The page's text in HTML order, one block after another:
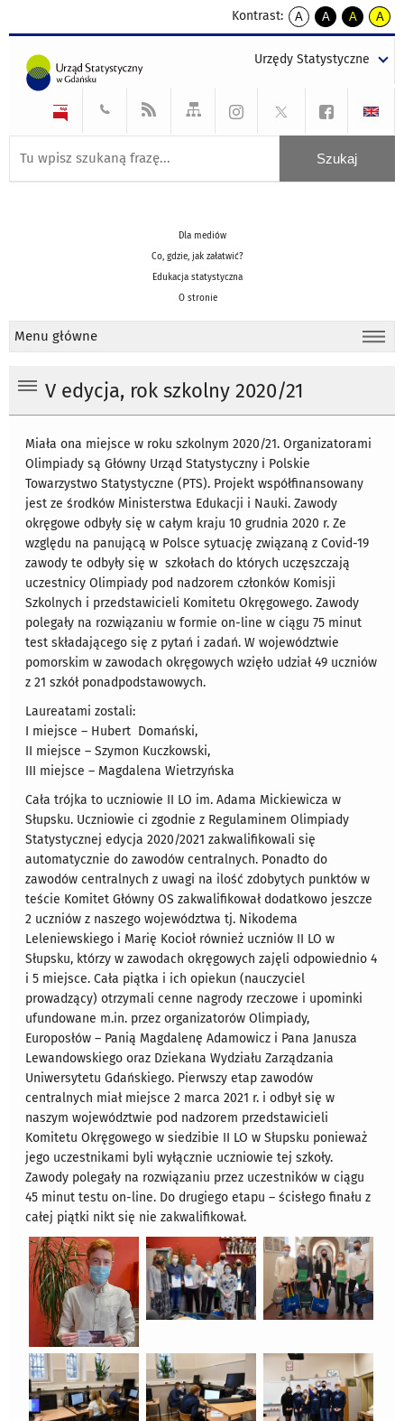
Kontrast:
A
kontrast
A
kontrast
tekst
czarnym
A
kontrast
tekst
czarnym
A
tekst
żółtym
Urzędy Statystyczne
Dla mediów
Co, gdzie, jak załatwić?
Edukacja statystyczna
O stronie
Menu główne
V edycja, rok szkolny 2020/21
Miała ona miejsce w roku szkolnym 2020/21. Organizatorami
Olimpiady są Główny Urząd Statystyczny i Polskie
Towarzystwo Statystyczne (PTS). Projekt współfinansowany
jest ze środków Ministerstwa Edukacji i Nauki. Zawody
okręgowe odbyły się w całym kraju 10 grudnia 2020 r. Ze
względu na panującą w Polsce sytuację związaną z Covid-19
zawody te odbyły się w szkołach do których uczęszczają
uczestnicy Olimpiady pod nadzorem członków Komisji
Szkolnych i przedstawicieli Komitetu Okręgowego. Zawody
polegały na rozwiązaniu w formie on-line w ciągu 75 minut
test składającego się z pytań i zadań. W województwie
pomorskim w zawodach okręgowych wzięło udział 49 uczniów
z 21 szkół ponadpodstawowych.
Laureatami zostali:
I miejsce – Hubert Domański,
II miejsce – Szymon Kuczkowski,
III miejsce – Magdalena Wietrzyńska
Cała trójka to uczniowie II LO im. Adama Mickiewicza w
Słupsku. Uczniowie ci zgodnie z Regulaminem Olimpiady
Statystycznej edycja 2020/2021 zakwalifikowali się
automatycznie do zawodów centralnych. Ponadto do
zawodów centralnych z uwagi na ilość zdobytych punktów w
teście Komitet Główny OS zakwalifikował dodatkowo jeszcze
2 uczniów z naszego województwa tj. Nikodema
Leleniewskiego i Marię Kocioł również uczniów II LO w
Słupsku, którzy w zawodach okręgowych zajęli odpowiednio 4
i 5 miejsce. Cała piątka i ich opiekun (nauczyciel
prowadzący) otrzymali cenne nagrody rzeczowe i upominki
ufundowane m.in. przez organizatorów Olimpiady,
Europosłów – Panią Magdalenę Adamowicz i Pana Janusza
Lewandowskiego oraz Dziekana Wydziału Zarządzania
Uniwersytetu Gdańskiego. Pierwszy etap zawodów
centralnych miał miejsce 2 marca 2021 r. i odbył się w
naszym województwie pod nadzorem przedstawicieli
Komitetu Okręgowego w siedzibie II LO w Słupsku ponieważ
jego uczestnikami byli wyłącznie uczniowie tej szkoły.
Zawody polegały na rozwiązaniu przez uczestników w ciągu
45 minut testu on-line. Do drugiego etapu – ścisłego finału z
całej piątki nikt się nie zakwalifikował.